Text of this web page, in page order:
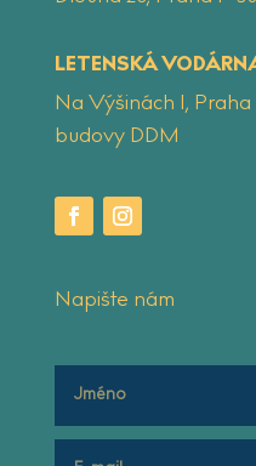
LETENSKÁ
Na Výšinách 1,
budovy DDM
Napište nám